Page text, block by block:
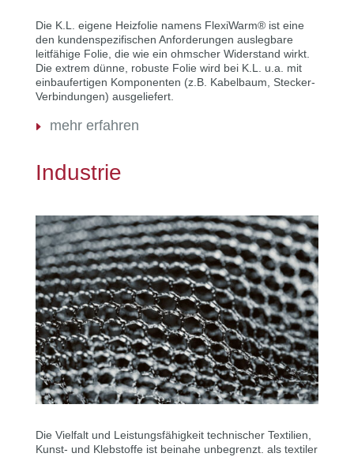
Die K.L. eigene Heizfolie namens FlexiWarm® ist eine
den kundenspezifischen Anforderungen auslegbare
leitfähige Folie, die wie ein ohmscher Widerstand wirkt.
Die extrem dünne, robuste Folie wird bei K.L. u.a. mit
einbaufertigen Komponenten (z.B. Kabelbaum, Stecker-
Verbindungen) ausgeliefert.
mehr erfahren
Industrie
Die Vielfalt und Leistungsfähigkeit technischer Textilien,
Kunst- und Klebstoffe ist beinahe unbegrenzt. als textiler